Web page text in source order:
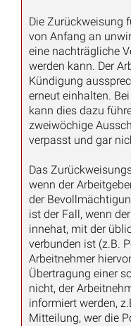
Die Zurückweisung
von Anfang an
eine nachträgliche
werden kann. Der
Kündigung
erneut einhalten.
kann dies dazu
zweiwöchige
verpasst und gar
Das
wenn der
der
ist der Fall, wenn
innehat, mit der
verbunden ist (z.B.
Arbeitnehmer
Übertragung einer
nicht, der
informiert werden,
Mitteilung, wer die